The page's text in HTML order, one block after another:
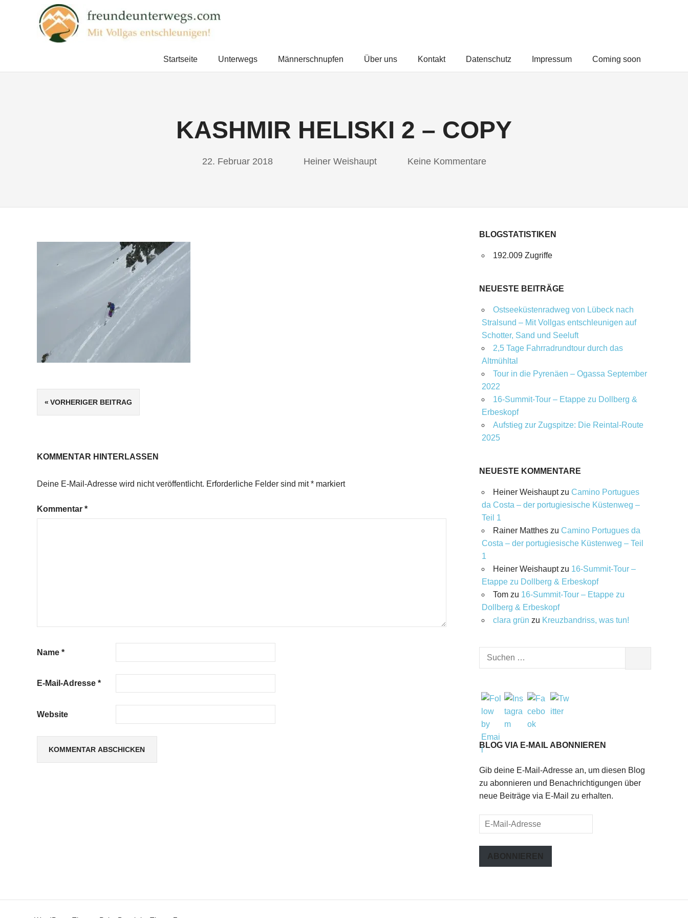
Startseite Unterwegs Männerschnupfen Über uns Kontakt Datenschutz Impressum Coming soon
KASHMIR HELISKI 2 – COPY
22. Februar 2018 Heiner Weishaupt Keine Kommentare
Beitragsnavigation
VORHERIGER BEITRAG
KOMMENTAR HINTERLASSEN
Deine E-Mail-Adresse wird nicht veröffentlicht. Erforderliche Felder sind mit* markiert
Kommentar *
Name *
E-Mail-Adresse *
Website
BLOGSTATISTIKEN
192.009 Zugriffe
NEUESTE BEITRÄGE
Ostseeküstenradweg von Lübeck nach
Stralsund – Mit Vollgas entschleunigen auf
Schotter, Sand und Seeluft
2,5 Tage Fahrradrundtour durch das
Altmühltal
Tour in die Pyrenäen – Ogassa September
2022
16‑Summit‑Tour – Etappe zu Dollberg &
Erbeskopf
Aufstieg zur Zugspitze: Die Reintal-Route
2025
NEUESTE KOMMENTARE
Heiner Weishauptzu Camino Portugues
da Costa – der portugiesische Küstenweg –
Teil 1
Rainer Mattheszu Camino Portugues da
Costa – der portugiesische Küstenweg – Teil
1
Heiner Weishauptzu 16‑Summit‑Tour –
Etappe zu Dollberg & Erbeskopf
Tomzu 16‑Summit‑Tour – Etappe zu
Dollberg & Erbeskopf
clara grün zu Kreuzbandriss, was tun!
Suchen
BLOG VIA E-MAIL ABONNIEREN
Gib deine E-Mail-Adresse an, um diesen Blog
zu abonnieren und Benachrichtigungen über
neue Beiträge via E-Mail zu erhalten.
E-
Mail-
Adresse
ABONNIEREN